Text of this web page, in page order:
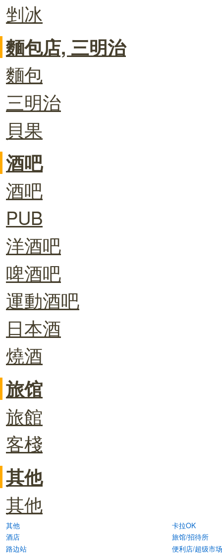
剉冰
麵包店, 三明治
麵包
三明治
貝果
酒吧
酒吧
PUB
洋酒吧
啤酒吧
運動酒吧
日本酒
燒酒
旅馆
旅館
客棧
其他
其他
其他
卡拉OK
酒店
旅馆/招待所
路边站
便利店/超级市场